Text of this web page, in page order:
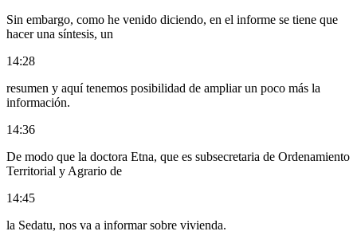
Sin embargo, como he venido diciendo, en el informe se tiene que
hacer una síntesis, un
14:28
resumen y aquí tenemos posibilidad de ampliar un poco más la
información.
14:36
De modo que la doctora Etna, que es subsecretaria de Ordenamiento
Territorial y Agrario de
14:45
la Sedatu, nos va a informar sobre vivienda.